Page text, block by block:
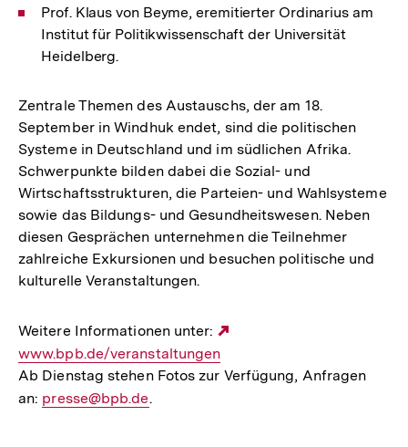
Prof. Klaus von Beyme, eremitierter Ordinarius am
Institut für Politikwissenschaft der Universität
Heidelberg.
Zentrale Themen des Austauschs, der am 18.
September in Windhuk endet, sind die politischen
Systeme in Deutschland und im südlichen Afrika.
Schwerpunkte bilden dabei die Sozial- und
Wirtschaftsstrukturen, die Parteien- und Wahlsysteme
sowie das Bildungs- und Gesundheitswesen. Neben
diesen Gesprächen unternehmen die Teilnehmer
zahlreiche Exkursionen und besuchen politische und
kulturelle Veranstaltungen.
Weitere Informationen unter:
www.bpb.de/veranstaltungen
Ab Dienstag stehen Fotos zur Verfügung, Anfragen
an: E-
presse@bpb.de.